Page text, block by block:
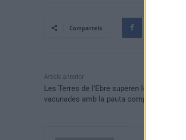
Comparteix
Article anterior
Les Terres de l’Ebre superen les 140.000
vacunades amb la pauta completa